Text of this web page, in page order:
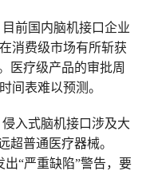
目前国内脑机接口企业
消费级市场有所斩获
医疗级产品的审批周
间表难以预测。
侵入式脑机接口涉及大
超普通医疗器械。
出“严重缺陷”警告，要